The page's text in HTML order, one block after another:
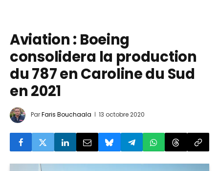
Aviation : Boeing
consolidera la production
du 787 en Caroline du Sud
en 2021
ParFaris Bouchaala 13 octobre 2020